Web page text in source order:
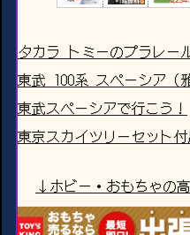
タカラ トミーのプラレー
東武 100系 スペーシア（
東武スペーシアで行こう！
東京スカイツリーセット付
↓ホビー・おもちゃの